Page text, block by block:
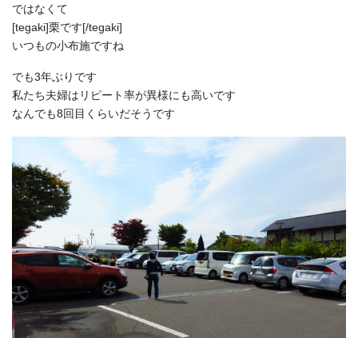
ではなくて
[tegaki]栗です[/tegaki]
いつもの小布施ですね
でも3年ぶりです
私たち夫婦はリピート率が異様にも高いです
なんでも8回目くらいだそうです